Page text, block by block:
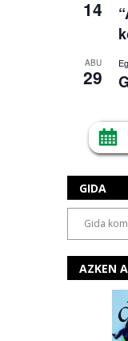
14
ABU
29
GIDA
AZKEN